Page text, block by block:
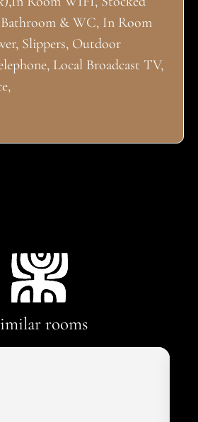
& WC, In Room
Slippers, Outdoor
Local Broadcast TV,
rooms